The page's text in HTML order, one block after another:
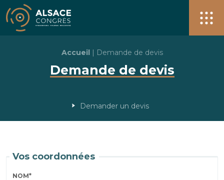
Alsace Congrès + de 40 salles pour vos événements à
Accueil| Demande de devis
Demande de devis
Demander un devis
Vos coordonnées
NOM*